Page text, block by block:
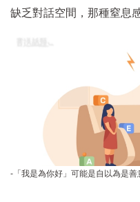
缺乏對話空間，那種窒息
-「我是為你好」可能是自以為是善